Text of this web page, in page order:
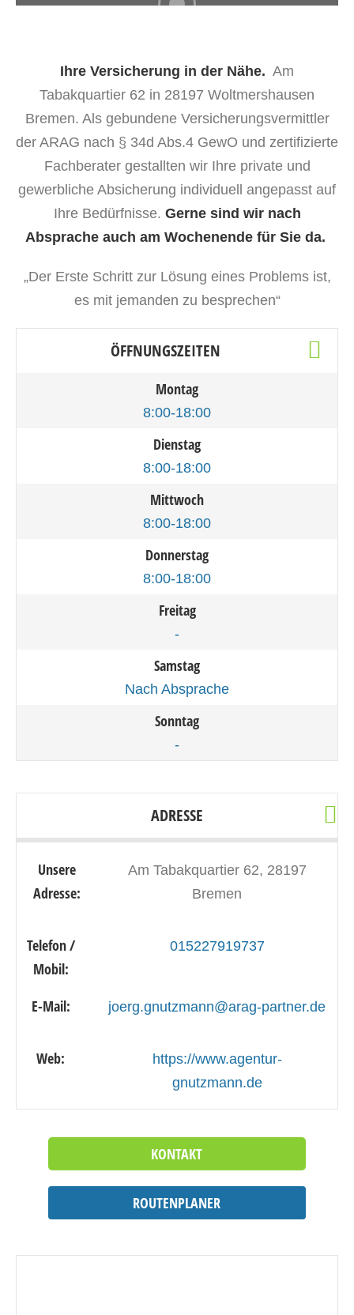
Ihre Versicherung in der Nähe. Am
Tabakquartier 62 in 28197 Woltmershausen
Bremen. Als gebundene Versicherungsvermittler
der ARAG nach § 34d Abs.4 GewO und zertifizierte
Fachberater gestallten wir Ihre private und
gewerbliche Absicherung individuell angepasst auf
Ihre Bedürfnisse. Gerne sind wir nach
Absprache auch am Wochenende für Sie da.
„Der Erste Schritt zur Lösung eines Problems ist,
es mit jemanden zu besprechen“
ÖFFNUNGSZEITEN
Montag
8:00-18:00
Dienstag
8:00-18:00
Mittwoch
8:00-18:00
Donnerstag
8:00-18:00
Freitag
-
Samstag
Nach Absprache
Sonntag
-
ADRESSE
Unsere
Adresse:
Am Tabakquartier 62, 28197
Bremen
Telefon /
Mobil:
015227919737
E-Mail: joerg.gnutzmann@arag-partner.de
Web:
https://www.agentur-
gnutzmann.de
KONTAKT
ROUTENPLANER